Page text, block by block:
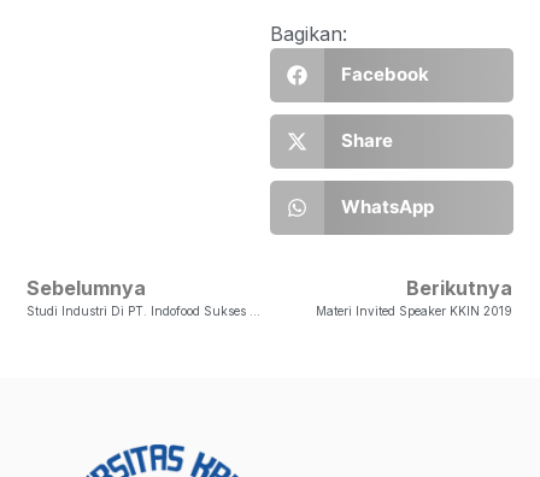
Bagikan:
Facebook
Share
WhatsApp
Sebelumnya Berikutnya
Materi Invited Speaker KKIN 2019